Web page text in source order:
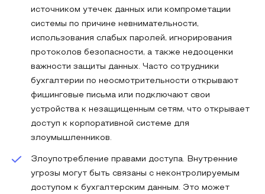
источником утечек данных или компрометации
системы по причине невнимательности,
использования слабых паролей, игнорирования
протоколов безопасности, а также недооценки
важности защиты данных. Часто сотрудники
бухгалтерии по неосмотрительности открывают
фишинговые письма или подключают свои
устройства к незащищенным сетям, что открывает
доступ к корпоративной системе для
злоумышленников.
Злоупотребление правами доступа. Внутренние
угрозы могут быть связаны с неконтролируемым
доступом к бухгалтерским данным. Это может